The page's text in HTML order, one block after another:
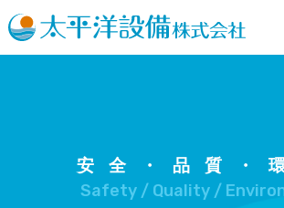
Safety / Quality /